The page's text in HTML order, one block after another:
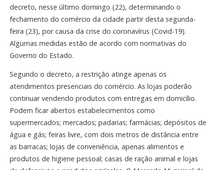
decreto, nesse último domingo (22), determinando o
fechamento do comércio da cidade partir desta segunda-
feira (23), por causa da crise do coronavírus (Covid-19).
Algumas medidas estão de acordo com normativas do
Governo do Estado.
Segundo o decreto, a restrição atinge apenas os
atendimentos presenciais do comércio. As lojas poderão
continuar vendendo produtos com entregas em domicílio.
Podem ficar abertos estabelecimentos como
supermercados; mercados; padarias; farmácias; depósitos de
água e gás; feiras livre, com dois metros de distância entre
as barracas; lojas de conveniência, apenas alimentos e
produtos de higiene pessoal; casas de ração animal e lojas